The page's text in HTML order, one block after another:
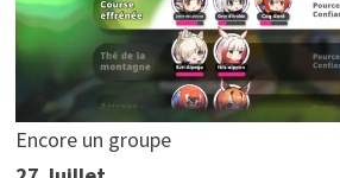
Encore un groupe